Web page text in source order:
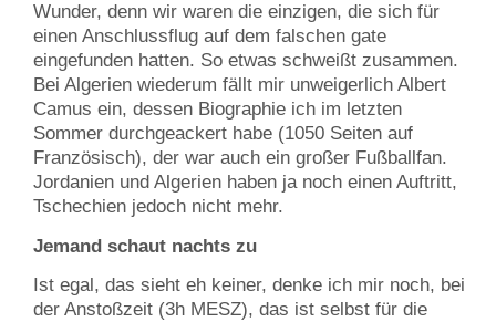
Wunder, denn wir waren die einzigen, die sich für
einen Anschlussflug auf dem falschen gate
eingefunden hatten. So etwas schweißt zusammen.
Bei Algerien wiederum fällt mir unweigerlich Albert
Camus ein, dessen Biographie ich im letzten
Sommer durchgeackert habe (1050 Seiten auf
Französisch), der war auch ein großer Fußballfan.
Jordanien und Algerien haben ja noch einen Auftritt,
Tschechien jedoch nicht mehr.
Jemand schaut nachts zu
Ist egal, das sieht eh keiner, denke ich mir noch, bei
der Anstoßzeit (3h MESZ), das ist selbst für die